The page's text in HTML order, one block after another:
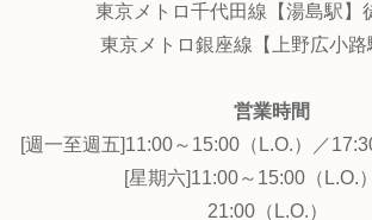
東京メトロ千代田線【湯島駅】
東京メトロ銀座線【上野広小路
営業時間
[週一至週五]11:00～15:00（L.O.）／
[星期六]11:00～15:00（L.O.）
21:00（L.O.）